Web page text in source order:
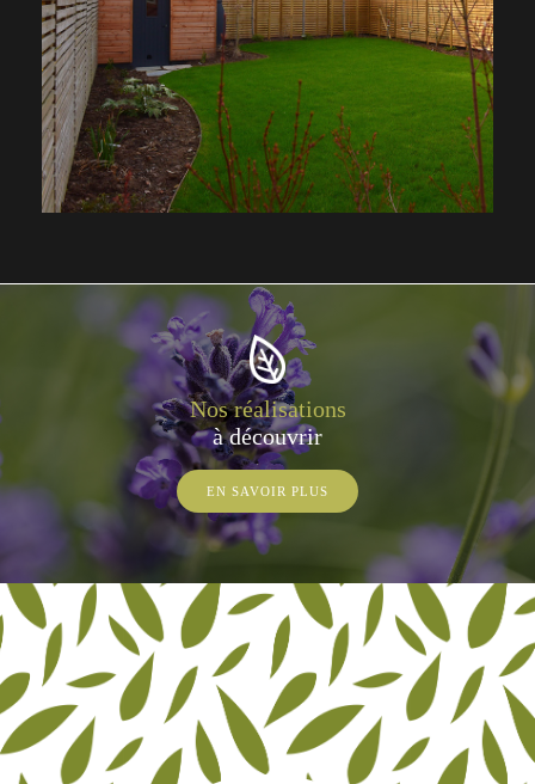
Nos réalisations
à découvrir
EN SAVOIR PLUS